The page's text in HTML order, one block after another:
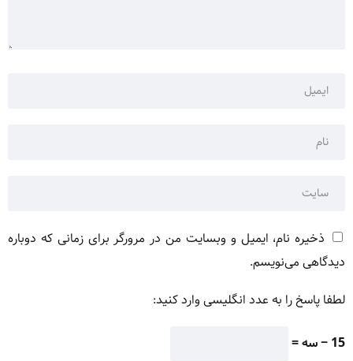
ذخیره نام، ایمیل و وبسایت من در مرورگر برای زمانی که دوباره
دیدگاهی می‌نویسم.
لطفا پاسخ را به عدد انگلیسی وارد کنید:
15 − سه =